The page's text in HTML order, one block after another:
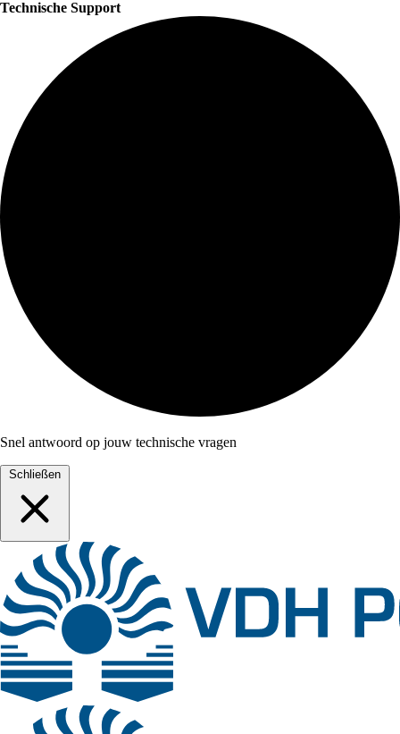
Technische Support
Snel antwoord op jouw technische vragen
Schließen